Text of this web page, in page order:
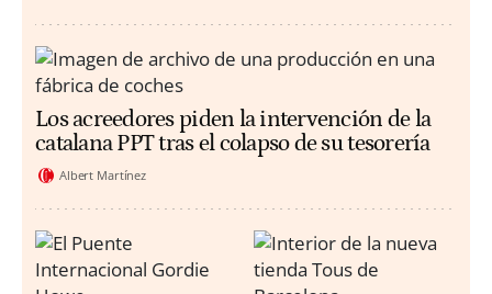
Los acreedores piden la intervención de la
catalana PPT tras el colapso de su tesorería
Albert Martínez